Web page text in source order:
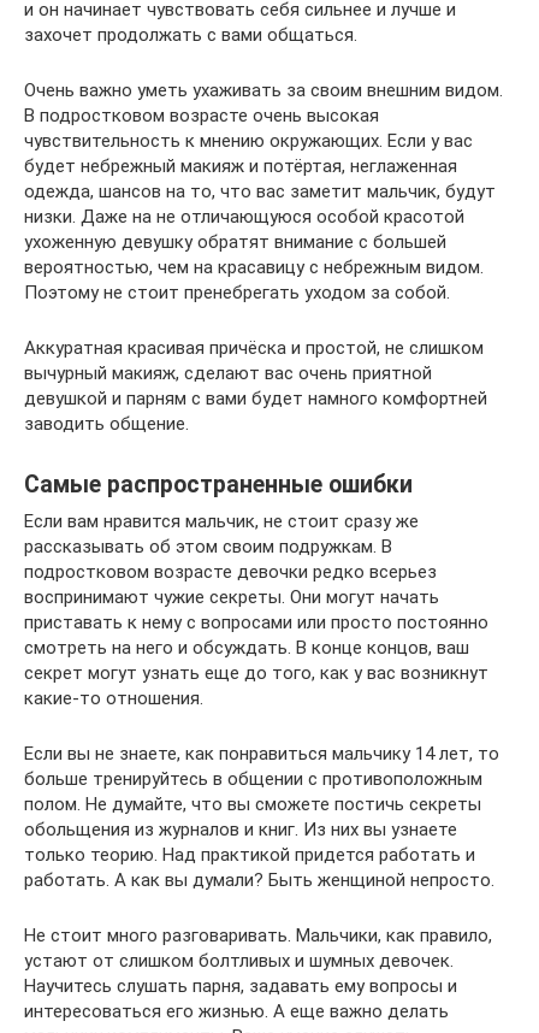
и он начинает чувствовать себя сильнее и лучше и
захочет продолжать с вами общаться.
Очень важно уметь ухаживать за своим внешним видом.
В подростковом возрасте очень высокая
чувствительность к мнению окружающих. Если у вас
будет небрежный макияж и потёртая, неглаженная
одежда, шансов на то, что вас заметит мальчик, будут
низки. Даже на не отличающуюся особой красотой
ухоженную девушку обратят внимание с большей
вероятностью, чем на красавицу с небрежным видом.
Поэтому не стоит пренебрегать уходом за собой.
Аккуратная красивая причёска и простой, не слишком
вычурный макияж, сделают вас очень приятной
девушкой и парням с вами будет намного комфортней
заводить общение.
Самые распространенные ошибки
Если вам нравится мальчик, не стоит сразу же
рассказывать об этом своим подружкам. В
подростковом возрасте девочки редко всерьез
воспринимают чужие секреты. Они могут начать
приставать к нему с вопросами или просто постоянно
смотреть на него и обсуждать. В конце концов, ваш
секрет могут узнать еще до того, как у вас возникнут
какие-то отношения.
Если вы не знаете, как понравиться мальчику 14 лет, то
больше тренируйтесь в общении с противоположным
полом. Не думайте, что вы сможете постичь секреты
обольщения из журналов и книг. Из них вы узнаете
только теорию. Над практикой придется работать и
работать. А как вы думали? Быть женщиной непросто.
Не стоит много разговаривать. Мальчики, как правило,
устают от слишком болтливых и шумных девочек.
Научитесь слушать парня, задавать ему вопросы и
интересоваться его жизнью. А еще важно делать